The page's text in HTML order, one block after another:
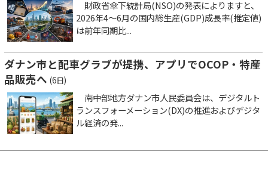
財政省傘下統計局(NSO)の発表によりますと、
2026年4～6月の国内総生産(GDP)成長率(推定値)
は前年同期比...
ダナン市と配車グラブが提携、アプリでOCOP・特産
品販売へ (6日)
南中部地方ダナン市人民委員会は、デジタルト
ランスフォーメーション(DX)の推進およびデジタ
ル経済の発...